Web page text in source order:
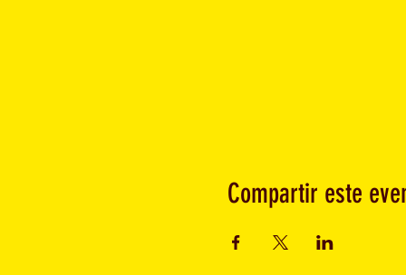
Compartir este